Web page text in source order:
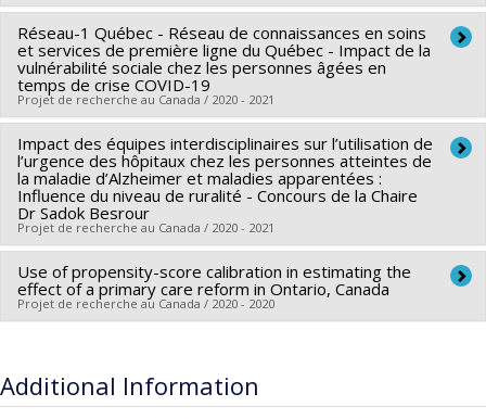
Co-researchers : Nadia Sourial
Funding sources:FRQS/Fonds de recherche du Québec -
Santé (FRSQ)
Grant programs:PVXXXXXX-Réseaux thématiques de
recherche
Réseau-1 Québec - Réseau de connaissances en soins
et services de première ligne du Québec - Impact de la
vulnérabilité sociale chez les personnes âgées en
temps de crise COVID-19
Projet de recherche au Canada / 2020 - 2021
Co-researchers : Nadia Sourial
Funding sources:FRQS/Fonds de recherche du Québec -
Santé (FRSQ)
Grant programs: PVXXXXXX-Réseaux thématiques de
recherche
Impact des équipes interdisciplinaires sur l’utilisation de
l’urgence des hôpitaux chez les personnes atteintes de
la maladie d’Alzheimer et maladies apparentées :
Influence du niveau de ruralité - Concours de la Chaire
Dr Sadok Besrour
Projet de recherche au Canada / 2020 - 2021
Lead researcher : Nadia Sourial
Funding sources:Fondation du CHUM/Fondation du Centre
hospitalier de l'Université de Montréal (CHUM)
Use of propensity-score calibration in estimating the
effect of a primary care reform in Ontario, Canada
Projet de recherche au Canada / 2020 - 2020
Funding sources: IRSC/Instituts de recherche en santé du
Canada
Additional Information